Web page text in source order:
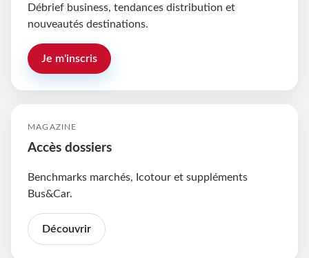
Débrief business, tendances distribution et
nouveautés destinations.
Je m'inscris
MAGAZINE
Accès dossiers
Benchmarks marchés, Icotour et suppléments
Bus&Car.
Découvrir